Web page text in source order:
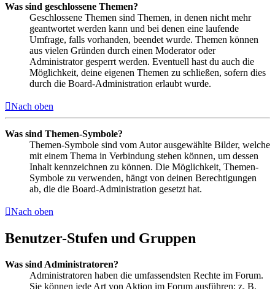
Was sind geschlossene Themen?
Geschlossene Themen sind Themen, in denen nicht mehr
geantwortet werden kann und bei denen eine laufende
Umfrage, falls vorhanden, beendet wurde. Themen können
aus vielen Gründen durch einen Moderator oder
Administrator gesperrt werden. Eventuell hast du auch die
Möglichkeit, deine eigenen Themen zu schließen, sofern dies
durch die Board-Administration erlaubt wurde.
Nach oben
Was sind Themen-Symbole?
Themen-Symbole sind vom Autor ausgewählte Bilder, welche
mit einem Thema in Verbindung stehen können, um dessen
Inhalt kennzeichnen zu können. Die Möglichkeit, Themen-
Symbole zu verwenden, hängt von deinen Berechtigungen
ab, die die Board-Administration gesetzt hat.
Nach oben
Benutzer-Stufen und Gruppen
Was sind Administratoren?
Administratoren haben die umfassendsten Rechte im Forum.
Sie können jede Art von Aktion im Forum ausführen; z. B.